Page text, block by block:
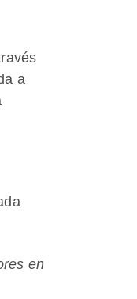
a
en